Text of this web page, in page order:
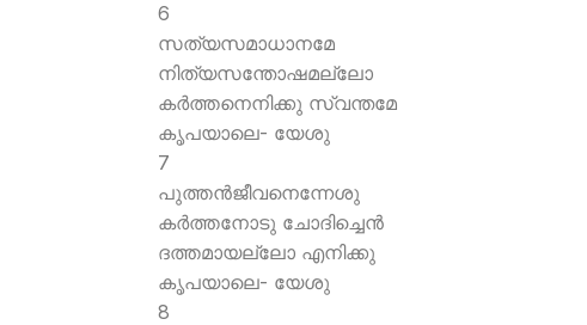
6
സത്യസമാധാനമേ
നിത്യസന്തോഷമല്ലോ
കര്‍ത്തനെനിക്കു സ്വന്തമേ
കൃപയാലെ- യേശു
7
പുത്തന്‍ജീവനെന്നേശു
കര്‍ത്തനോടു ചോദിച്ചെന്‍
ദത്തമായല്ലോ എനിക്കു
കൃപയാലെ- യേശു
8